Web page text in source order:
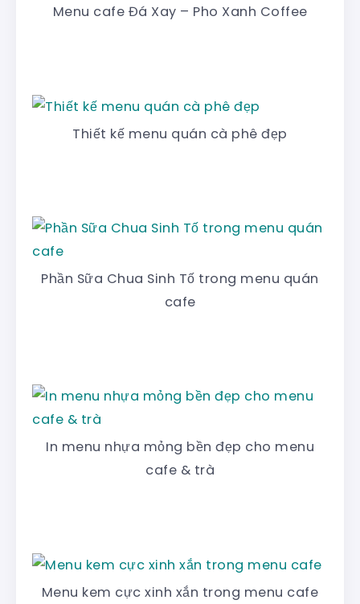
Menu cafe Đá Xay – Pho Xanh Coffee
Thiết kế menu quán cà phê đẹp
Phần Sữa Chua Sinh Tố trong menu quán
cafe
In menu nhựa mỏng bền đẹp cho menu
cafe & trà
Menu kem cực xinh xắn trong menu cafe